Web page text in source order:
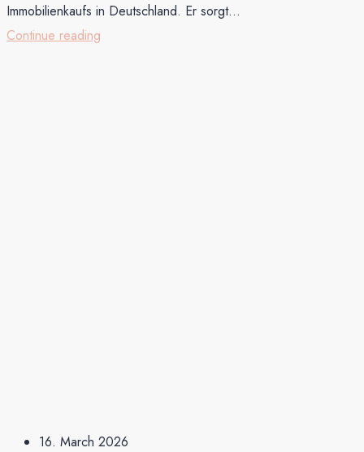
Immobilienkaufs in Deutschland. Er sorgt...
Continue reading
16. March 2026